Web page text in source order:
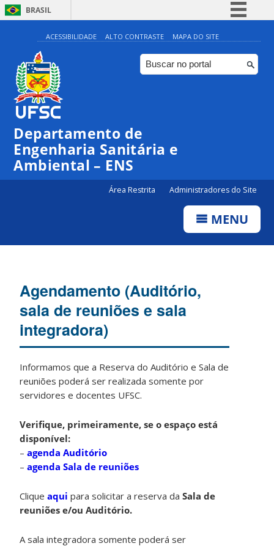
BRASIL
Simplifique!
Comunica BR
Participe
ACESSIBILIDADE ALTO CONTRASTE MAPA DO SITE
Departamento de
Engenharia Sanitária e
Ambiental – ENS
Área Restrita Administradores do Site
MENU
Agendamento (Auditório,
sala de reuniões e sala
integradora)
Informamos que a Reserva do Auditório e Sala de
reuniões poderá ser realizada somente por
servidores e docentes UFSC.
Verifique, primeiramente, se o espaço está
disponível:
–agenda Auditório
–agenda Sala de reuniões
Cliqueaqui para solicitar a reserva daSala de
reuniões e/ou Auditório.
A sala integradora somente poderá ser